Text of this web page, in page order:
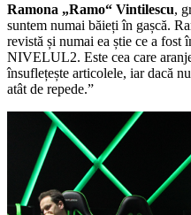
Ramona „Ramo“ Vintilescu,
suntem numai băieți în gașcă.
revistă și numai ea știe ce a fost
NIVELUL2. Este cea care
însuflețește articolele, iar dacă
atât de repede.”